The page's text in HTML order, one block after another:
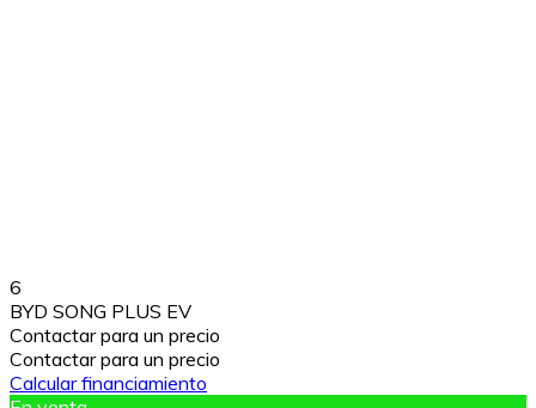
6
BYD SONG PLUS EV
Contactar para un precio
Contactar para un precio
Calcular financiamiento